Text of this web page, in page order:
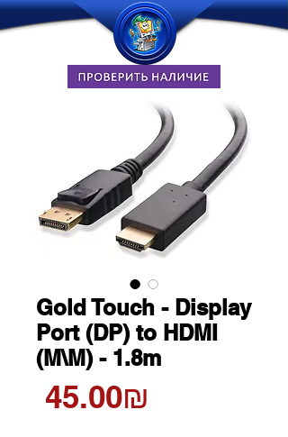
Gold Touch - Display
Port (DP) to HDMI
(M\M) - 1.8m
‏45.00 ‏₪